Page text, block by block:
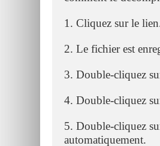
1. Cliquez sur le
2. Le fichier est
3. Double-cliquez
4. Double-cliquez
5. Double-cliquez
automatiquement.